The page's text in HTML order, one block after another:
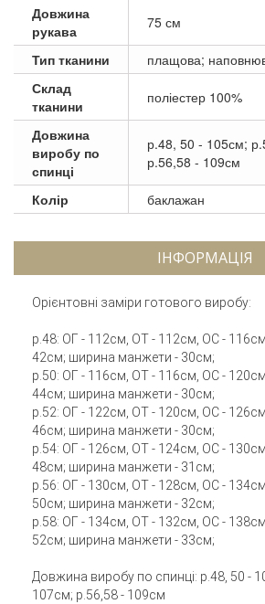
Довжина
рукава
75 см
Тип тканини
плащова;
Склад
тканини
поліестер 100%
Довжина
виробу по
спинці
р.48, 50 - 105см;
р.56,58 - 109см
Колір баклажан
ІНФОРМАЦІЯ
Орієнтовні заміри готового виробу:
р.48: ОГ - 112см, ОТ - 112см, ОС -
42см; ширина манжети - 30см;
р.50: ОГ - 116см, ОТ - 116см, ОС -
44см; ширина манжети - 30см;
р.52: ОГ - 122см, ОТ - 120см, ОС -
46см; ширина манжети - 30см;
р.54: ОГ - 126см, ОТ - 124см, ОС -
48см; ширина манжети - 31см;
р.56: ОГ - 130см, ОТ - 128см, ОС -
50см; ширина манжети - 32см;
р.58: ОГ - 134см, ОТ - 132см, ОС -
52см; ширина манжети - 33см;
Довжина виробу по спинці: р.48, 50 -
107см; р.56,58 - 109см